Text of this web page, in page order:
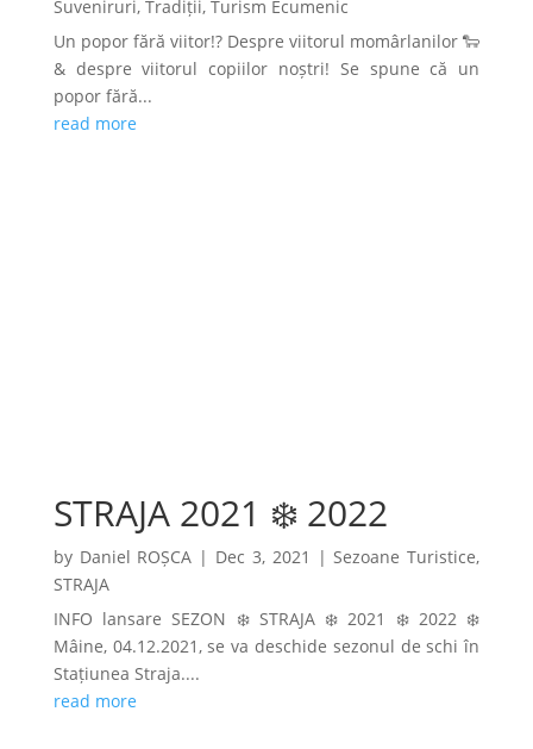
Suveniruri, Tradiții, Turism Ecumenic
Un popor fără viitor!? Despre viitorul momârlanilor 🐑
& despre viitorul copiilor noștri! Se spune că un
popor fără...
read more
STRAJA 2021 ❄️ 2022
by Daniel ROȘCA | Dec 3, 2021 | Sezoane Turistice,
STRAJA
INFO lansare SEZON ❄️ STRAJA ❄️ 2021 ❄️ 2022 ❄️
Mâine, 04.12.2021, se va deschide sezonul de schi în
Stațiunea Straja....
read more